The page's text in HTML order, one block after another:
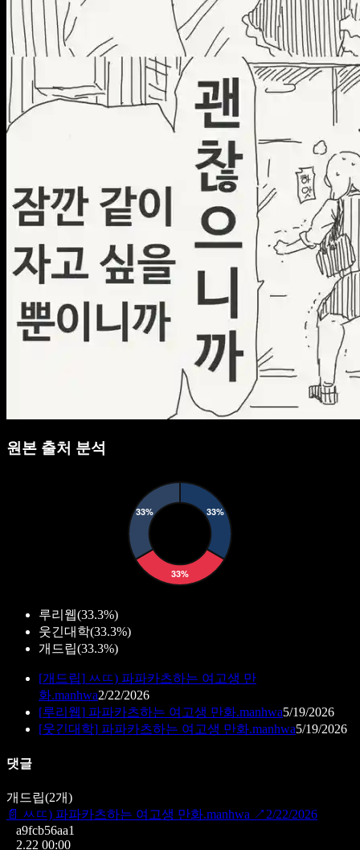
원본 출처 분석
루리웹(33.3%)
웃긴대학(33.3%)
개드립(33.3%)
[개드립] ㅆㄸ) 파파카츠하는 여고생 만
화.manhwa2/22/2026
[루리웹] 파파카츠하는 여고생 만화.manhwa5/19/2026
[웃긴대학] 파파카츠하는 여고생 만화.manhwa5/19/2026
댓글
개드립(2개)
📄 ㅆㄸ) 파파카츠하는 여고생 만화.manhwa ↗ 2/22/2026
a9fcb56aa1
2.22 00:00